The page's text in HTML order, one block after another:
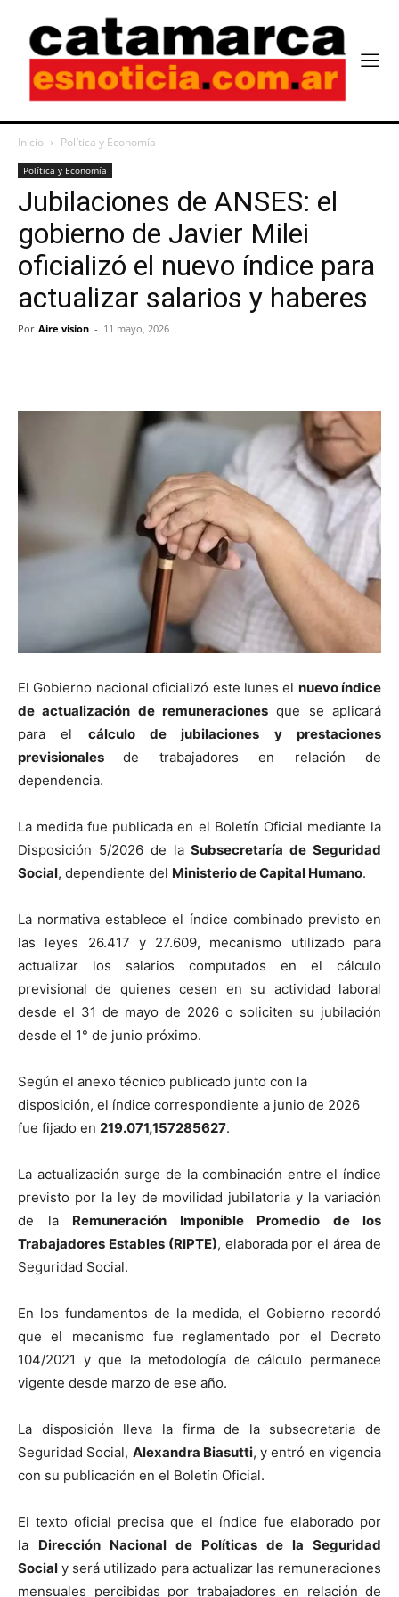
Inicio Política y Economía
Política y Economía
Jubilaciones de ANSES: el
gobierno de Javier Milei
oficializó el nuevo índice para
actualizar salarios y haberes
Por Aire vision - 11 mayo, 2026
El Gobierno nacional oficializó este lunes el nuevo índice
de actualización de remuneraciones que se aplicará
para el cálculo de jubilaciones y prestaciones
previsionalesde trabajadores en relación de
dependencia.
La medida fue publicada en el Boletín Oficial mediante la
Disposición 5/2026 de laSubsecretaría de Seguridad
Social, dependiente del Ministerio de Capital Humano.
La normativa establece el índice combinado previsto en
las leyes 26.417 y 27.609, mecanismo utilizado para
actualizar los salarios computados en el cálculo
previsional de quienes cesen en su actividad laboral
desde el 31 de mayo de 2026 o soliciten su jubilación
desde el 1° de junio próximo.
Según el anexo técnico publicado junto con la
disposición, el índice correspondiente a junio de 2026
fue fijado en 219.071,157285627.
La actualización surge de la combinación entre el índice
previsto por la ley de movilidad jubilatoria y la variación
de la Remuneración Imponible Promedio de los
Trabajadores Estables (RIPTE), elaborada por el área de
Seguridad Social.
En los fundamentos de la medida, el Gobierno recordó
que el mecanismo fue reglamentado por el Decreto
104/2021 y que la metodología de cálculo permanece
vigente desde marzo de ese año.
La disposición lleva la firma de la subsecretaria de
Seguridad Social, Alexandra Biasutti, y entró en vigencia
con su publicación en el Boletín Oficial.
El texto oficial precisa que el índice fue elaborado por
la Dirección Nacional de Políticas de la Seguridad
Social y será utilizado para actualizar las remuneraciones
mensuales percibidas por trabajadores en relación de